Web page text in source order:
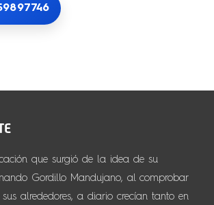
que surgió de la idea de su
Gordillo Mandujano, al comprobar
alrededores, a diario crecían tanto en